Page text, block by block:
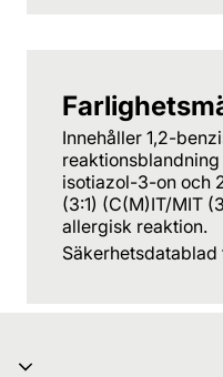
Innehåller 1,2-
isotiazol-3-on och
(3:1) (C(M)IT/MIT
allergisk reaktion.